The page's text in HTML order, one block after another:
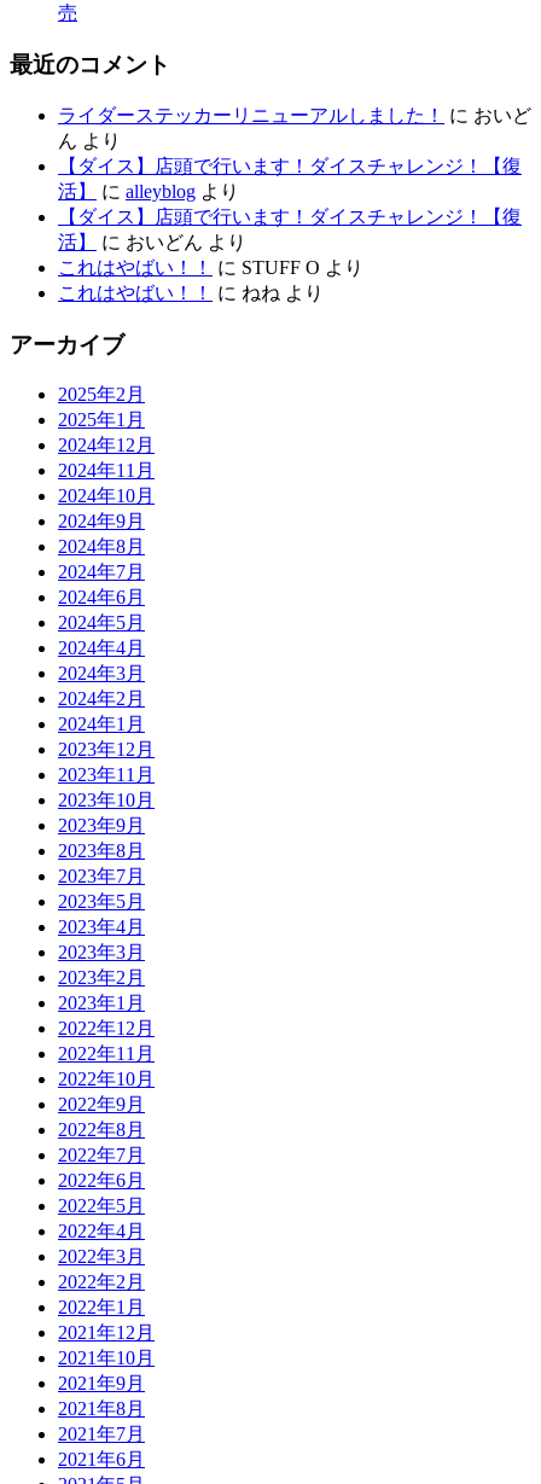
売
最近のコメント
ライダーステッカーリニューアルしました！ に おいど
ん より
【ダイス】店頭で行います！ダイスチャレンジ！【復
活】
に alleyblog より
【ダイス】店頭で行います！ダイスチャレンジ！【復
活】
に おいどん より
これはやばい！！
に STUFF O より
これはやばい！！
に ねね より
アーカイブ
2025年2月
2025年1月
2024年12月
2024年11月
2024年10月
2024年9月
2024年8月
2024年7月
2024年6月
2024年5月
2024年4月
2024年3月
2024年2月
2024年1月
2023年12月
2023年11月
2023年10月
2023年9月
2023年8月
2023年7月
2023年5月
2023年4月
2023年3月
2023年2月
2023年1月
2022年12月
2022年11月
2022年10月
2022年9月
2022年8月
2022年7月
2022年6月
2022年5月
2022年4月
2022年3月
2022年2月
2022年1月
2021年12月
2021年10月
2021年9月
2021年8月
2021年7月
2021年6月